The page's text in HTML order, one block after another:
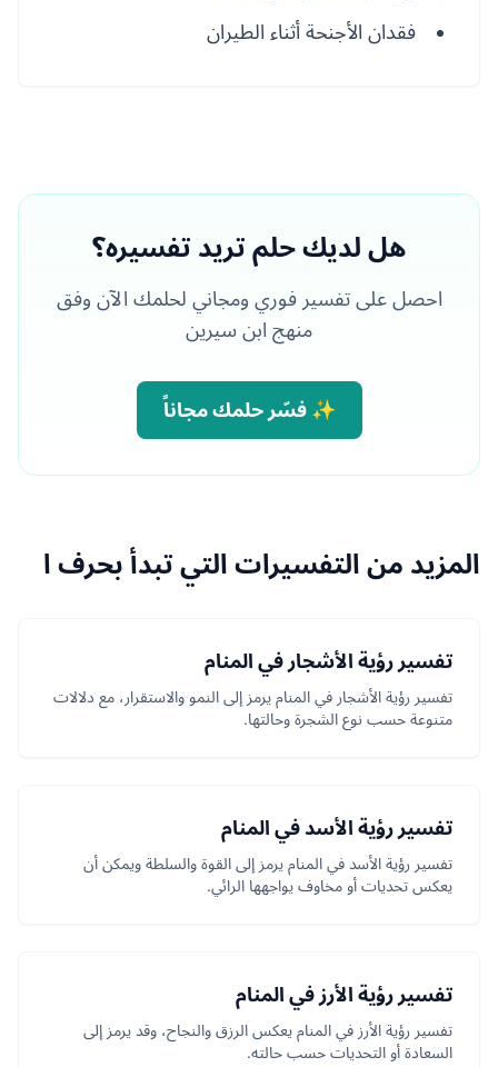
فقدان الأجنحة أثناء الطيران
هل لديك حلم تريد تفسيره؟
احصل على تفسير فوري ومجاني لحلمك الآن وفق
منهج ابن سيرين
✨ فسّر حلمك مجاناً
المزيد من التفسيرات التي تبدأ بحرف ا
تفسير رؤية الأشجار في المنام
تفسير رؤية الأشجار في المنام يرمز إلى النمو والاستقرار، مع دلالات
متنوعة حسب نوع الشجرة وحالتها.
تفسير رؤية الأسد في المنام
تفسير رؤية الأسد في المنام يرمز إلى القوة والسلطة ويمكن أن
يعكس تحديات أو مخاوف يواجهها الرائي.
تفسير رؤية الأرز في المنام
تفسير رؤية الأرز في المنام يعكس الرزق والنجاح، وقد يرمز إلى
السعادة أو التحديات حسب حالته.